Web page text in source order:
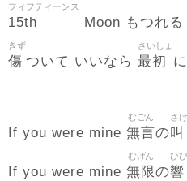
15th
フィフティーンス
Moon もつれ
傷
きず
ついて いいなら 最初
さいしょ
If you were mine 無言
むごん
の叫
さけ
If you were mine 無限
むげん
の響
ひび